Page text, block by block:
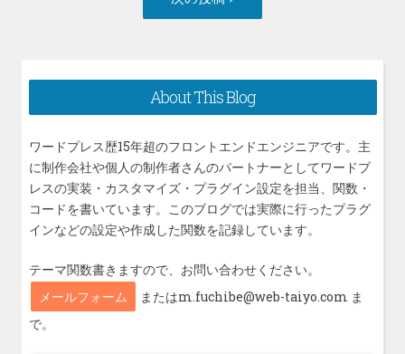
シ
ョ
ン
稿:
の
About This Blog
ワードプレス歴15年超のフロントエンドエンジニアです。主
に制作会社や個人の制作者さんのパートナーとしてワードプ
レスの実装・カスタマイズ・プラグイン設定を担当、関数・
コードを書いています。このブログでは実際に行ったプラグ
インなどの設定や作成した関数を記録しています。
テーマ関数書きますので、お問い合わせください。
メールフォーム
またはm.fuchibe@web-taiyo.com ま
で。